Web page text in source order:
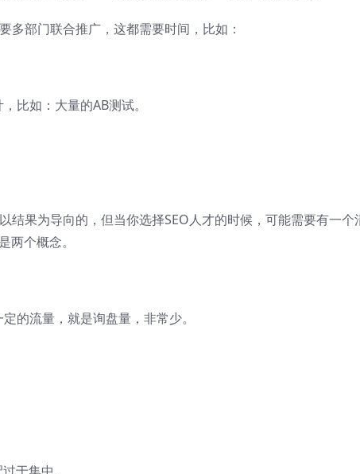
多部门联合推广，这都需要时间，比如：
比如：大量的AB测试。
结果为导向的，但当你选择SEO人才的时候，可能需要有一个
两个概念。
的流量，就是询盘量，非常少。